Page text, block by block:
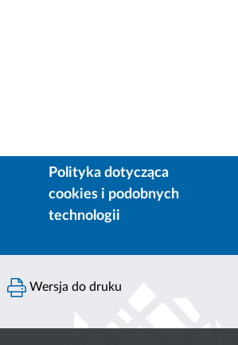
Polityka dotycząca
cookies i podobnych
technologii
Wersja do druku